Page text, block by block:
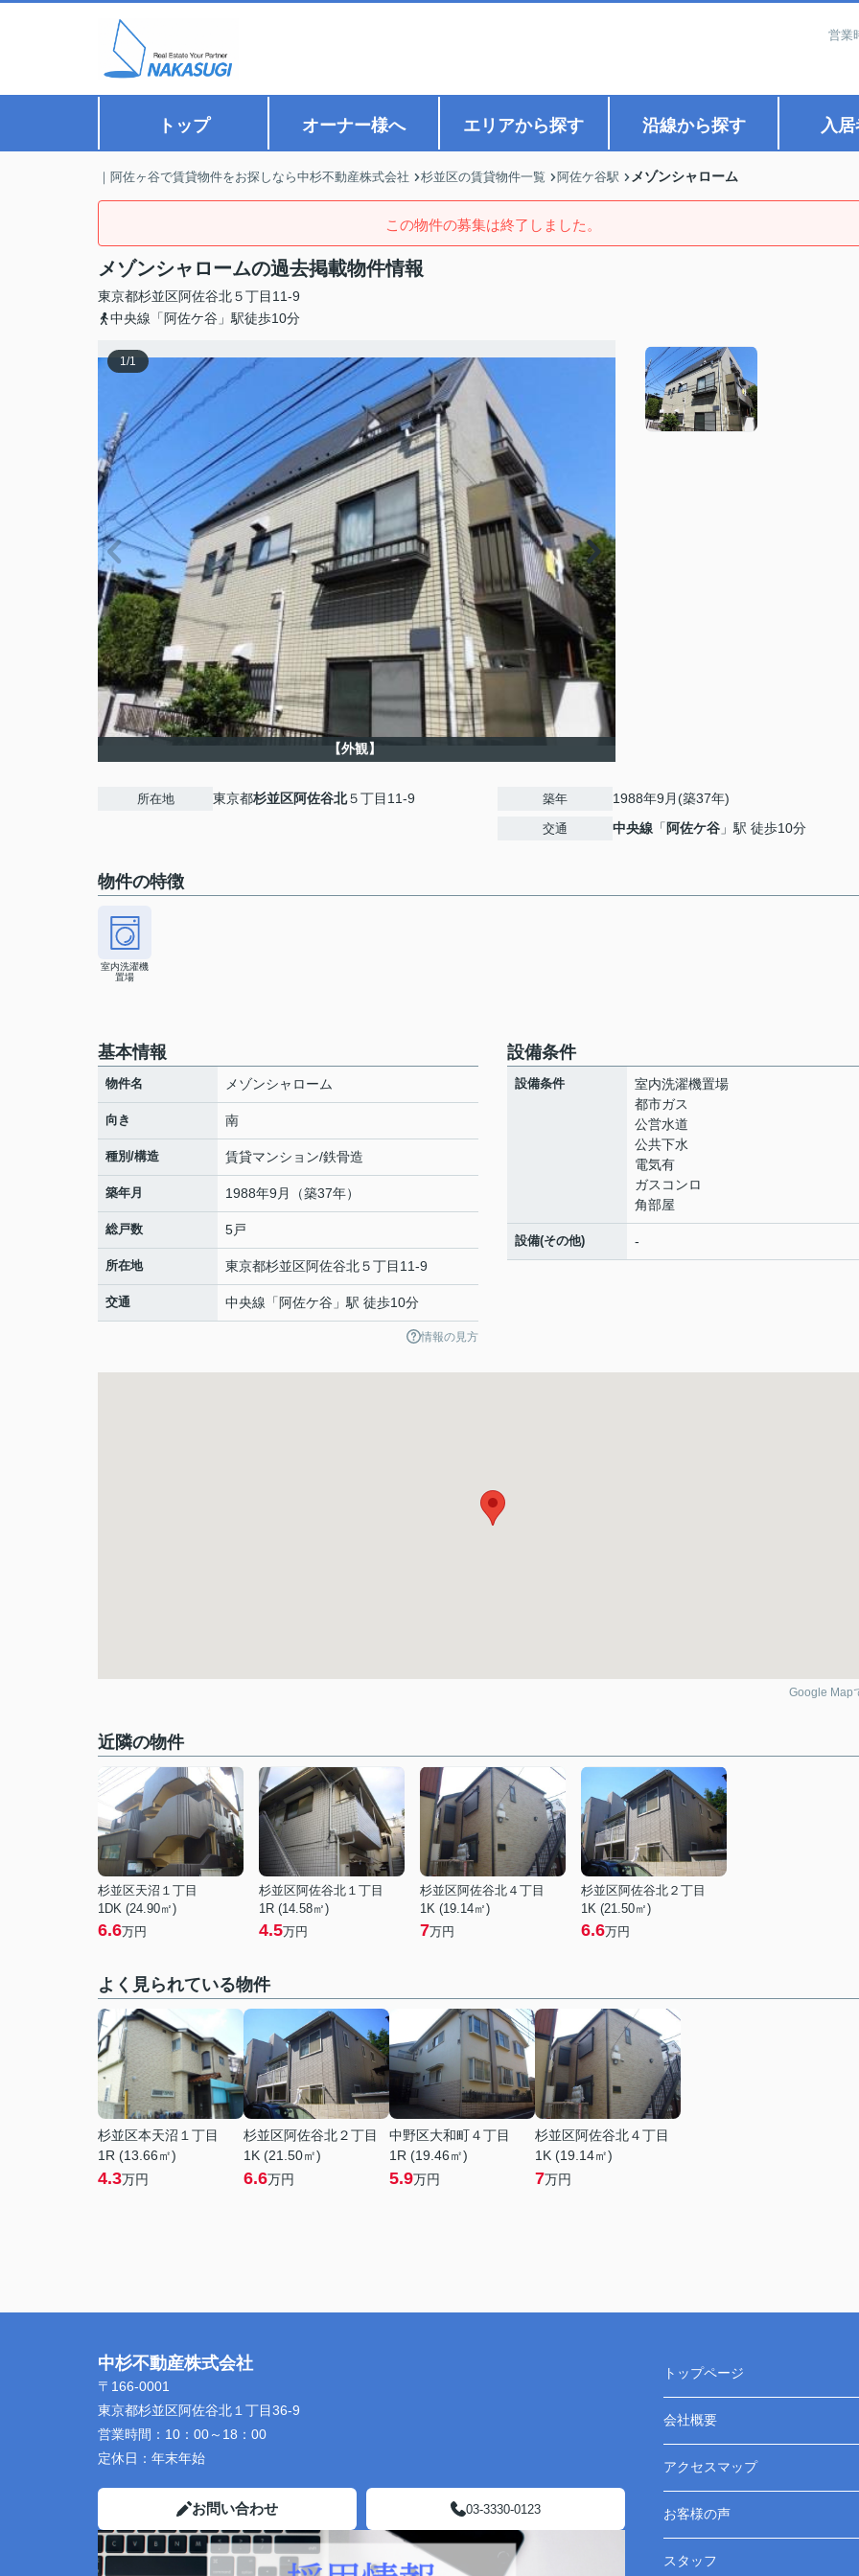
営業
トップ オーナー様へ エリアから探す 沿線から探す 入
｜阿佐ヶ谷で賃貸物件をお探しなら中杉不動産株式会社 杉並区の賃貸物件一覧 阿佐ケ谷駅 メゾンシャローム
この物件の募集は終了しました。
メゾンシャロームの過去掲載物件情報
東京都杉並区阿佐谷北５丁目11-9
中央線「阿佐ケ谷」駅徒歩10分
1/1
【外観】
所在地 東京都杉並区阿佐谷北５丁目11-9 築年 1988年9月(築37年)
交通 中央線 「 阿佐ケ谷 」駅 徒歩10分
物件の特徴
室内洗濯機
置場
基本情報
物件名 メゾンシャローム
向き 南
種別/構造 賃貸マンション/鉄骨造
築年月 1988年9月（築37年）
総戸数 5戸
所在地 東京都杉並区阿佐谷北５丁目11-9
交通 中央線 「 阿佐ケ谷 」駅 徒歩10分
情報の見方
設備条件
設備条件
室内洗濯機置場
都市ガス
公営水道
公共下水
電気有
ガスコンロ
角部屋
設備(その他) -
Google Map
近隣の物件
杉並区天沼１丁目
1DK (24.90㎡)
6.6万円
杉並区阿佐谷北１丁目
1R (14.58㎡)
4.5万円
杉並区阿佐谷北４丁目
1K (19.14㎡)
7万円
杉並区阿佐谷北２丁目
1K (21.50㎡)
6.6万円
よく見られている物件
杉並区本天沼１丁目
1R (13.66㎡)
4.3万円
杉並区阿佐谷北２丁目
1K (21.50㎡)
6.6万円
中野区大和町４丁目
1R (19.46㎡)
5.9万円
杉並区阿佐谷北４丁目
1K (19.14㎡)
7万円
中杉不動産株式会社
〒166-0001
東京都杉並区阿佐谷北１丁目36-9
営業時間： 10：00～18：00
定休日： 年末年始
お問い合わせ 03-3330-0123
トップページ
会社概要
アクセスマップ
お客様の声
スタッフ